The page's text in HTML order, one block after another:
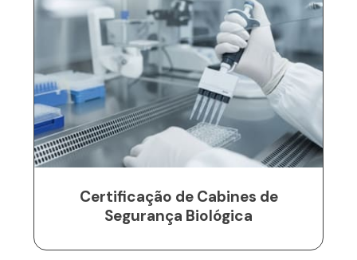
Certificação de Cabines de
Segurança Biológica